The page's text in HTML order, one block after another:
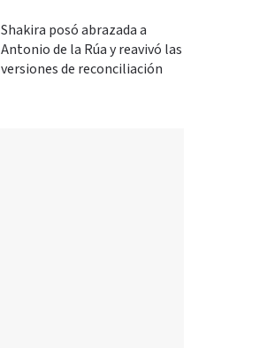
Shakira posó abrazada a
Antonio de la Rúa y reavivó las
versiones de reconciliación